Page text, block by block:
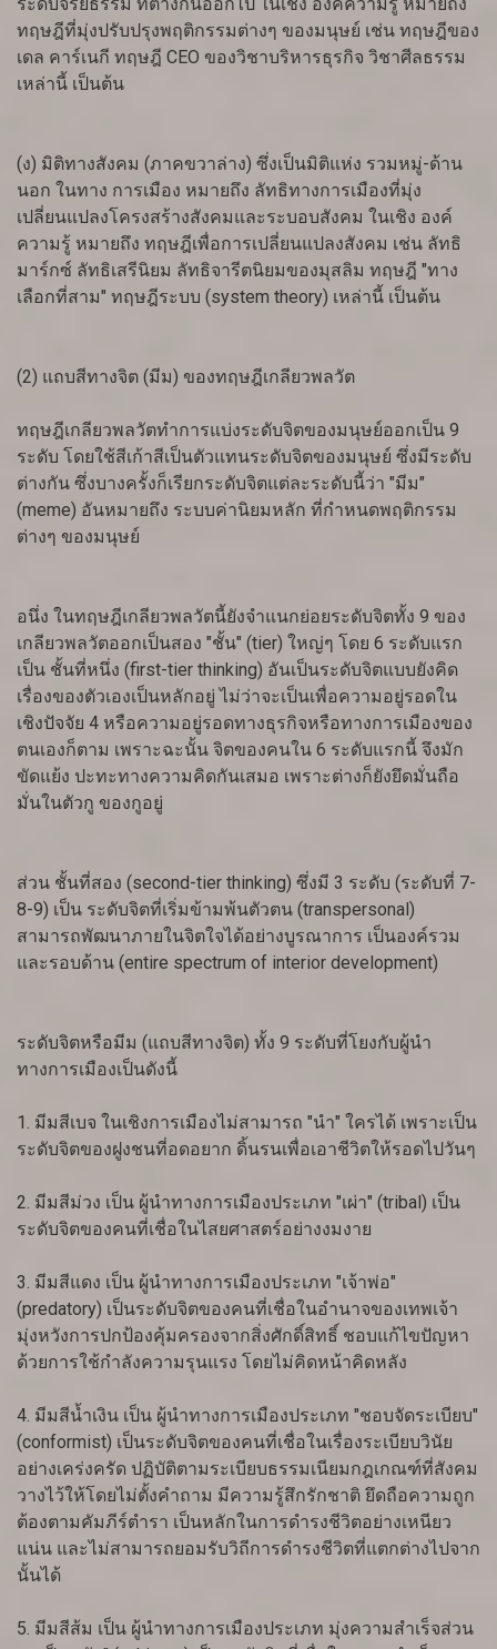
ทฤษฎีที่มุ่งปรับปรุงพฤติกรรมต่างๆ ของมนุษย์ เช่น ทฤษฎีของ
เดล คาร์เนกี ทฤษฎี CEO ของวิชาบริหารธุรกิจ วิชาศีลธรรม
เหล่านี้ เป็นต้น
(ง) มิติทางสังคม (ภาคขวาล่าง) ซึ่งเป็นมิติแห่ง รวมหมู่-ด้าน
นอก ในทาง การเมือง หมายถึง ลัทธิทางการเมืองที่มุ่ง
เปลี่ยนแปลงโครงสร้างสังคมและระบอบสังคม ในเชิง องค์
ความรู้ หมายถึง ทฤษฎีเพื่อการเปลี่ยนแปลงสังคม เช่น ลัทธิ
มาร์กซ์ ลัทธิเสรีนิยม ลัทธิจารีตนิยมของมุสลิม ทฤษฎี "ทาง
เลือกที่สาม" ทฤษฎีระบบ (system theory) เหล่านี้ เป็นต้น
(2) แถบสีทางจิต (มีม) ของทฤษฎีเกลียวพลวัต
ทฤษฎีเกลียวพลวัตทำการแบ่งระดับจิตของมนุษย์ออกเป็น 9
ระดับ โดยใช้สีเก้าสีเป็นตัวแทนระดับจิตของมนุษย์ ซึ่งมีระดับ
ต่างกัน ซึ่งบางครั้งก็เรียกระดับจิตแต่ละระดับนี้ว่า "มีม"
(meme) อันหมายถึง ระบบค่านิยมหลัก ที่กำหนดพฤติกรรม
ต่างๆ ของมนุษย์
อนึ่ง ในทฤษฎีเกลียวพลวัตนี้ยังจำแนกย่อยระดับจิตทั้ง 9 ของ
เกลียวพลวัตออกเป็นสอง "ชั้น" (tier) ใหญ่ๆ โดย 6 ระดับแรก
เป็น ชั้นที่หนึ่ง (first-tier thinking) อันเป็นระดับจิตแบบยังคิด
เรื่องของตัวเองเป็นหลักอยู่ ไม่ว่าจะเป็นเพื่อความอยู่รอดใน
เชิงปัจจัย 4 หรือความอยู่รอดทางธุรกิจหรือทางการเมืองของ
ตนเองก็ตาม เพราะฉะนั้น จิตของคนใน 6 ระดับแรกนี้ จึงมัก
ขัดแย้ง ปะทะทางความคิดกันเสมอ เพราะต่างก็ยังยึดมั่นถือ
มั่นในตัวกู ของกูอยู่
ส่วน ชั้นที่สอง (second-tier thinking) ซึ่งมี 3 ระดับ (ระดับที่ 7-
8-9) เป็น ระดับจิตที่เริ่มข้ามพ้นตัวตน (transpersonal)
สามารถพัฒนาภายในจิตใจได้อย่างบูรณาการ เป็นองค์รวม
และรอบด้าน (entire spectrum of interior development)
ระดับจิตหรือมีม (แถบสีทางจิต) ทั้ง 9 ระดับที่โยงกับผู้นำ
ทางการเมืองเป็นดังนี้
1. มีมสีเบจ ในเชิงการเมืองไม่สามารถ "นำ" ใครได้ เพราะเป็น
ระดับจิตของฝูงชนที่อดอยาก ดิ้นรนเพื่อเอาชีวิตให้รอดไปวันๆ
2. มีมสีม่วง เป็น ผู้นำทางการเมืองประเภท "เผ่า" (tribal) เป็น
ระดับจิตของคนที่เชื่อในไสยศาสตร์อย่างงมงาย
3. มีมสีแดง เป็น ผู้นำทางการเมืองประเภท "เจ้าพ่อ"
(predatory) เป็นระดับจิตของคนที่เชื่อในอำนาจของเทพเจ้า
มุ่งหวังการปกป้องคุ้มครองจากสิ่งศักดิ์สิทธิ์ ชอบแก้ไขปัญหา
ด้วยการใช้กำลังความรุนแรง โดยไม่คิดหน้าคิดหลัง
4. มีมสีน้ำเงิน เป็น ผู้นำทางการเมืองประเภท "ชอบจัดระเบียบ"
(conformist) เป็นระดับจิตของคนที่เชื่อในเรื่องระเบียบวินัย
อย่างเคร่งครัด ปฏิบัติตามระเบียบธรรมเนียมกฎเกณฑ์ที่สังคม
วางไว้ให้โดยไม่ตั้งคำถาม มีความรู้สึกรักชาติ ยึดถือความถูก
ต้องตามคัมภีร์ตำรา เป็นหลักในการดำรงชีวิตอย่างเหนียว
แน่น และไม่สามารถยอมรับวิถีการดำรงชีวิตที่แตกต่างไปจาก
นั้นได้
5. มีมสีส้ม เป็น ผู้นำทางการเมืองประเภท มุ่งความสำเร็จส่วน